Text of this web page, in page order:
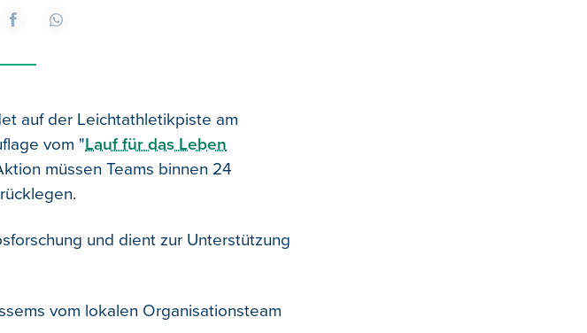
auf der Leichtathletikpiste am
vom "Lauf für das Leben
müssen Teams binnen 24
und dient zur Unterstützung
vom lokalen Organisationsteam